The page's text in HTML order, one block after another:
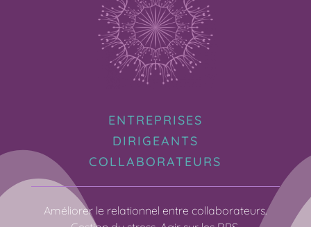
ENTREPRISES
DIRIGEANTS
COLLABORATEURS
Améliorer le relationnel entre collaborateurs.